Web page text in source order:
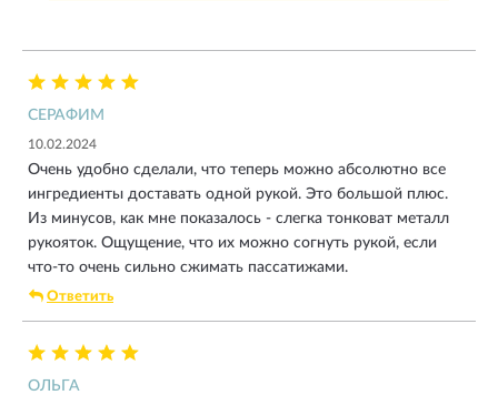
СЕРАФИМ
10.02.2024
Очень удобно сделали, что теперь можно абсолютно все
ингредиенты доставать одной рукой. Это большой плюс.
Из минусов, как мне показалось - слегка тонковат металл
рукояток. Ощущение, что их можно согнуть рукой, если
что-то очень сильно сжимать пассатижами.
Ответить
ОЛЬГА